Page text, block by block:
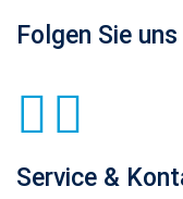
Folgen Sie uns
Service &